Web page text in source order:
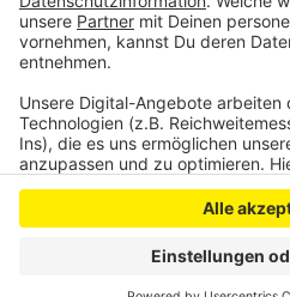
Anzeige